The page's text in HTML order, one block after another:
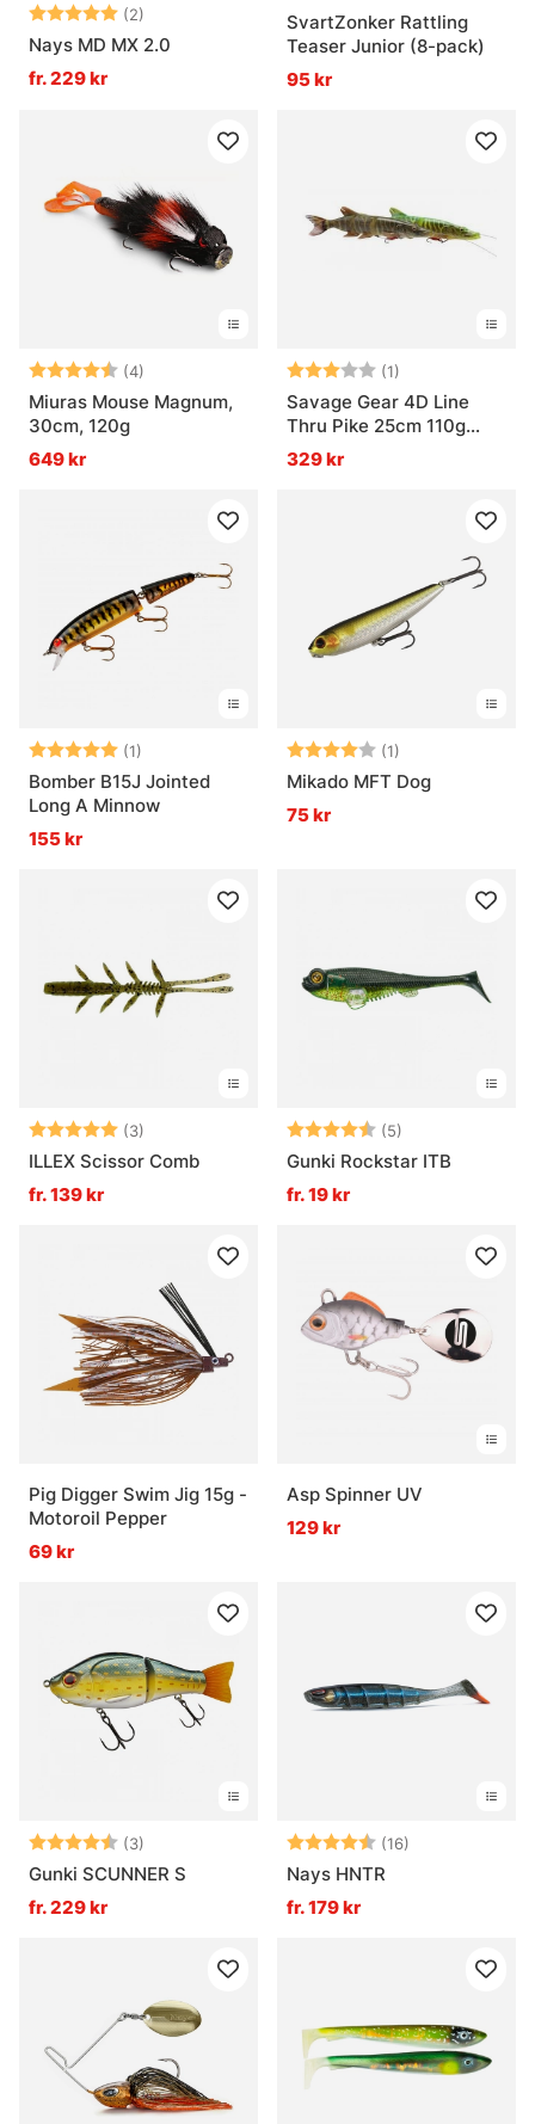
Betyg: (2)
5.0 utav 5 stjärnor
Nays MD MX 2.0
fr. 229 kr
SvartZonker Rattling
Teaser Junior (8-pack)
95 kr
Betyg: (4)
4.8 utav 5 stjärnor
Miuras Mouse Magnum,
30cm, 120g
649 kr
Betyg: (1)
Savage Gear 4D Line
Thru Pike 25cm 110g
Slow Sink
329 kr
Betyg: (1)
5.0 utav 5 stjärnor
Bomber B15J Jointed
Long A Minnow
155 kr
Betyg: (1)
Mikado MFT Dog
75 kr
Betyg: (3)
5.0 utav 5 stjärnor
ILLEX Scissor Comb
fr. 139 kr
Betyg: (5)
Gunki Rockstar ITB
fr. 19 kr
Pig Digger Swim Jig 15g -
Motoroil Pepper
69 kr
Asp Spinner UV
129 kr
Betyg: (3)
4.7 utav 5 stjärnor
Gunki SCUNNER S
fr. 229 kr
Betyg: (16)
Nays HNTR
fr. 179 kr